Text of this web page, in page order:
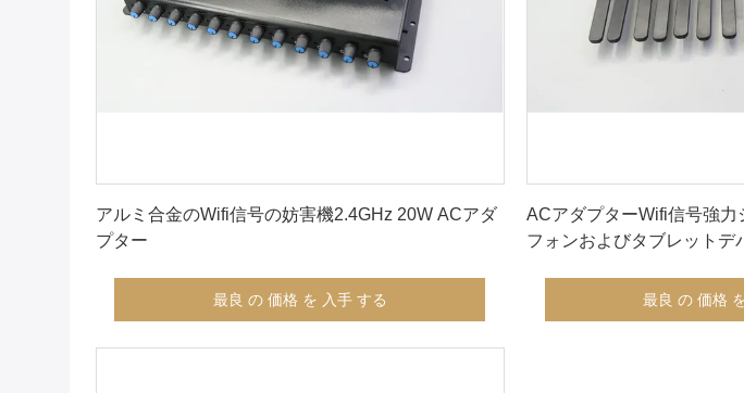
アルミ合金のWifi信号の妨害機2.4GHz 20W ACアダ
プター
最良 の 価格 を 入手 する
ACアダプターWifi信号強力
フォンおよびタブレットデ
最良 の 価格